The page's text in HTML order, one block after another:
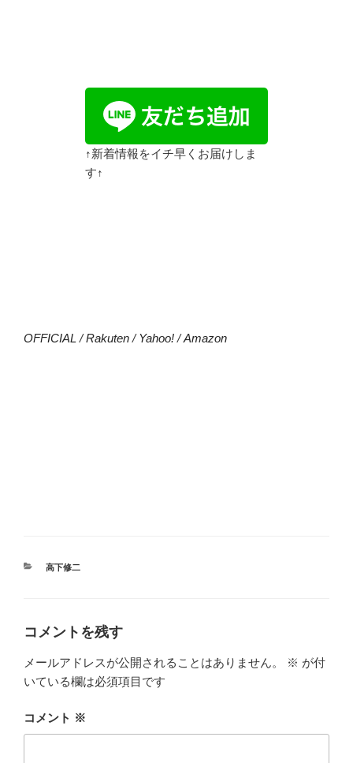
↑新着情報をイチ早くお届けしま
す↑
OFFICIAL /Rakuten/Yahoo!/Amazon
カ
高下修二
コメントを残す
メールアドレスが公開されることはありません。 ※ が付
いている欄は必須項目です
コメント ※